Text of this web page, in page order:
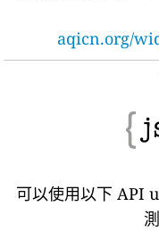
aqicn.org/
可以使用以下 API